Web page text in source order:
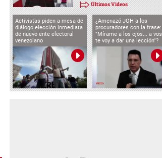
Últimos Videos
Activistas piden a mesa de
diálogo elección inmediata
de nuevo ente electoral
venezolano
¿Amenazó JOH a los
procuradores con la frase:
"Mírame a los ojos... a vos
te voy a dar una lección"?